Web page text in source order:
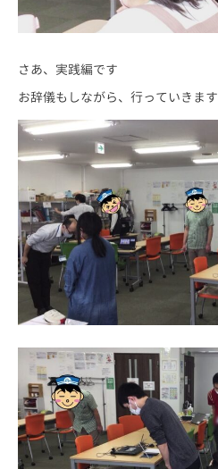
さあ、実践編です
お辞儀もしながら、行っていきます